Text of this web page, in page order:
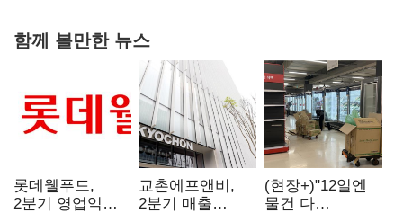
함께 볼만한 뉴스
롯데웰푸드,
2분기 영업익
교촌에프앤비,
2분기 매출
(현장+)"12일엔
물건 다